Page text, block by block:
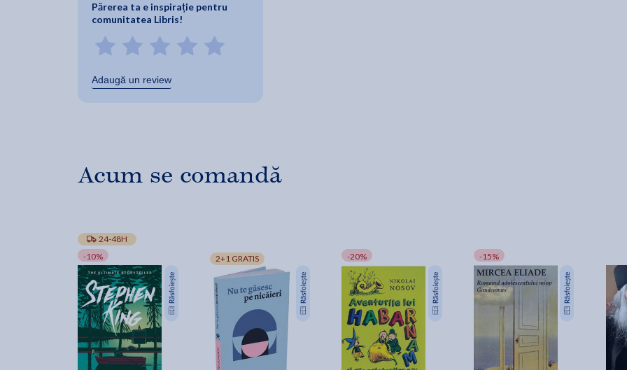
Părerea ta e inspirație pentru
comunitatea Libris!
Adaugă un review
Acum se comandă
24-48H
-10%
2+1 GRATIS -20% -15%